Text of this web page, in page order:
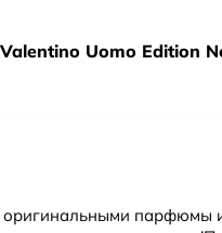
Uomo Edition
парфюмы